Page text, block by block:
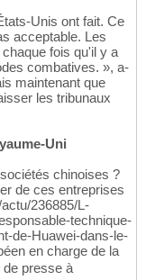
Unis ont fait. Ce
acceptable. Les
fois qu'il y a
combatives. », a-
maintenant que
les tribunaux
Uni
chinoises ?
de ces entreprises
236885/L-
technique-
de-Huawei-dans-le-
en charge de la
de presse à